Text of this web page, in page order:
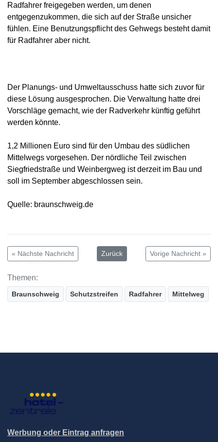
Radfahrer freigegeben werden, um denen
entgegenzukommen, die sich auf der Straße unsicher
fühlen. Eine Benutzungspflicht des Gehwegs besteht damit
für Radfahrer aber nicht.
Der Planungs- und Umweltausschuss hatte sich zuvor für
diese Lösung ausgesprochen. Die Verwaltung hatte drei
Vorschläge gemacht, wie der Radverkehr künftig geführt
werden könnte.
1,2 Millionen Euro sind für den Umbau des südlichen
Mittelwegs vorgesehen. Der nördliche Teil zwischen
Siegfriedstraße und Weinbergweg ist derzeit im Bau und
soll im September abgeschlossen sein.
Quelle: braunschweig.de
« Nächste Nachricht Zurück Vorige Nachricht »
Themen:
Braunschweig Schutzstreifen Radfahrer Mittelweg
Werbung oder Eintrag anfragen